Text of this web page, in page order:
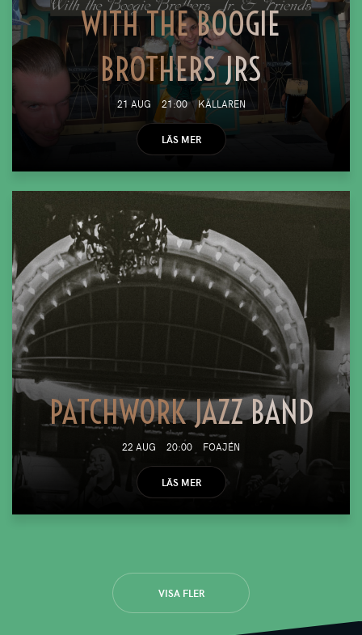
WITH THE BOOGIE
BROTHERS JRS
21 AUG 21:00 KÄLLAREN
LÄS MER
PATCHWORK JAZZ BAND
22 AUG 20:00 FOAJÉN
LÄS MER
VISA FLER